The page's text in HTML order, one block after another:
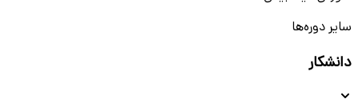
سایر دوره‌ها
دانشکار